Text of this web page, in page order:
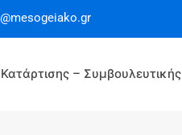
– Συμβουλευτικής